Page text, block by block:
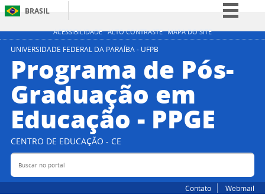
ACESSIBILIDADE ALTO CONTRASTE MAPA DO SITE
BRASIL
Simplifique!
Participe
Legislação
Canais
UNIVERSIDADE FEDERAL DA PARAÍBA - UFPB
Programa de Pós-
Graduação em
Educação - PPGE
CENTRO DE EDUCAÇÃO - CE
Buscar no portal
Contato Webmail